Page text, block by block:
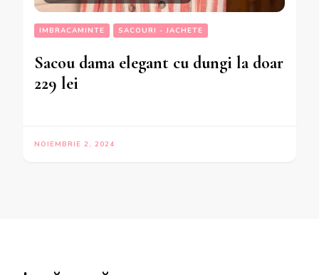
IMBRACAMINTE SACOURI - JACHETE
Sacou dama elegant cu dungi la doar
229 lei
NOIEMBRIE 2, 2024